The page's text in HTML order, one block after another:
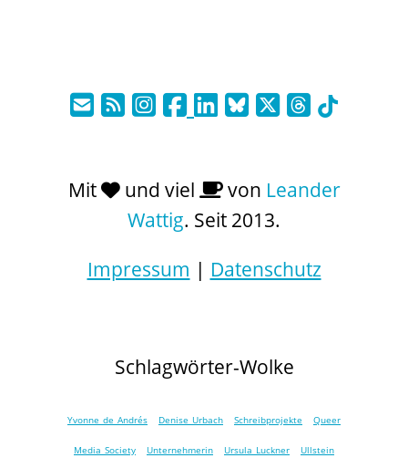
Mit und viel von Leander
Wattig. Seit 2013.
Impressum | Datenschutz
Schlagwörter-Wolke
Yvonne de Andrés Denise Urbach Schreibprojekte Queer
Media Society Unternehmerin Ursula Luckner Ullstein